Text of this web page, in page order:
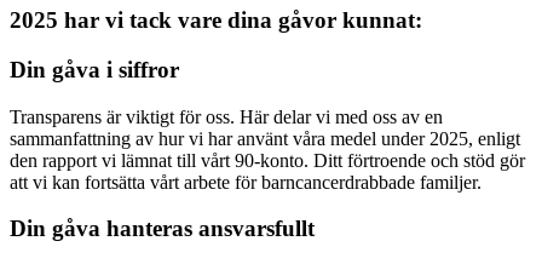
2025 har vi tack vare dina gåvor kunnat:
Din gåva i siffror
Transparens är viktigt för oss. Här delar vi med oss av en
sammanfattning av hur vi har använt våra medel under 2025, enligt
den rapport vi lämnat till vårt 90-konto. Ditt förtroende och stöd gör
att vi kan fortsätta vårt arbete för barncancerdrabbade familjer.
Din gåva hanteras ansvarsfullt